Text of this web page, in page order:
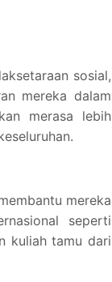
sosial,
mereka dalam
merasa lebih
mereka
seperti
kuliah tamu dari